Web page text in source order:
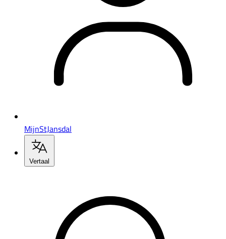
MijnStJansdal
Vertaal